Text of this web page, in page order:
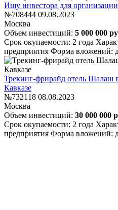
Ищу инвестора для организации
№708444 09.08.2023
Москва
Объем инвестиций: 5 000 000
Срок окупаемости: 2 года
предприятия Форма вложений:
Трекинг-фрирайд отель Шалаш
Кавказе
№732118 08.08.2023
Москва
Объем инвестиций: 30 000 000
Срок окупаемости: 2 года
предприятия Форма вложений: